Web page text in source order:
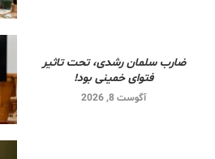
ضارب سلمان رشدی، تحت تاثیر
فتوای خمینی بود!
آگوست 8, 2026